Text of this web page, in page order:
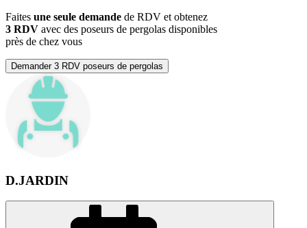
Faites une seule demande de RDV et obtenez
3 RDV avec des poseurs de pergolas disponibles
près de chez vous
Demander 3 RDV poseurs de pergolas
D.JARDIN